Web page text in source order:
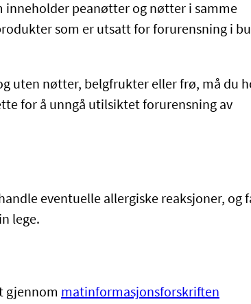
inneholder peanøtter og nøtter i samme
som er utsatt for forurensning i
uten nøtter, belgfrukter eller frø, må du
for å unngå utilsiktet forurensning av
eventuelle allergiske reaksjoner, og
lege.
gjennom matinformasjonsforskriften